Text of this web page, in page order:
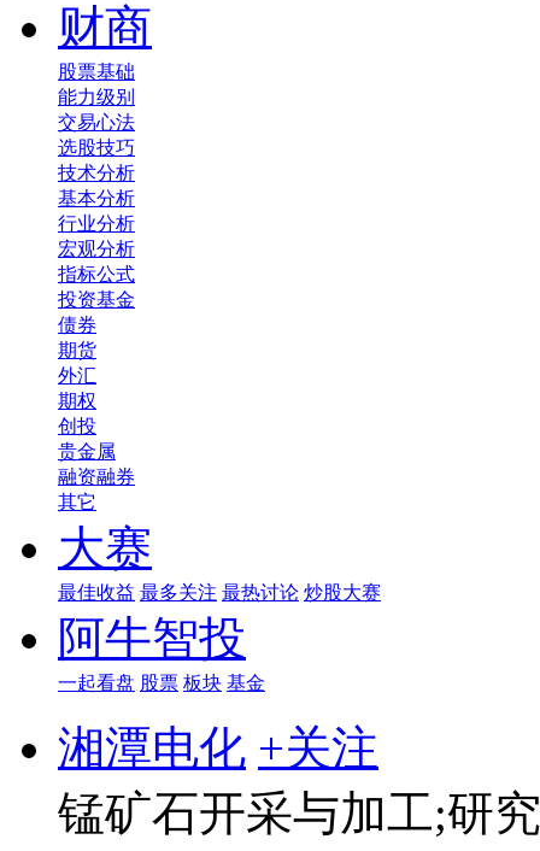
财商
股票基础
能力级别
交易心法
选股技巧
技术分析
基本分析
行业分析
宏观分析
指标公式
投资基金
债券
期货
外汇
期权
创投
贵金属
融资融券
其它
大赛
最佳收益 最多关注 最热讨论 炒股大赛
阿牛智投
一起看盘 股票 板块 基金
湘潭电化 +关注
锰矿石开采与加工;研